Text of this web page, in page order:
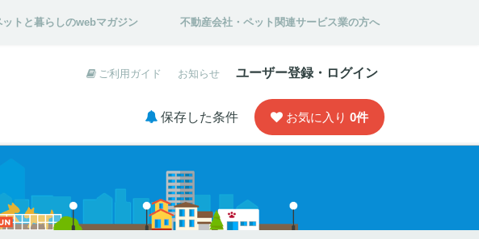
ットと暮らしのwebマガジン 不動産会社・ペット関連サービス業の方へ
ご利用ガイド お知らせ ユーザー登録・ログイン
保存した条件 お気に入り 0件